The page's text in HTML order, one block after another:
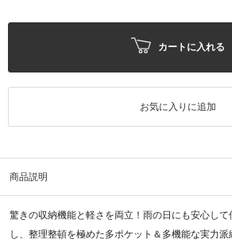
カートに入れる
お気に入りに追加
商品説明
驚きの収納機能と軽さを両立！雨の日にも安心し
し、整理整頓を極めた多ポケット＆多機能な実力派